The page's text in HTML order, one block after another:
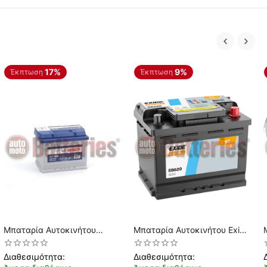
Έκπτωση 17%
Μπαταρία Αυτοκινήτου
Bosch S4005 12V 60AH-
540EN A-Εκκίνησης
Διαθεσιμότητα:
Έκπτωση 9%
Μπαταρία Αυτοκινήτου Exide
Excell EB620 12V 62AH
540EN A-Εκκίνησης
Διαθεσιμότητα: